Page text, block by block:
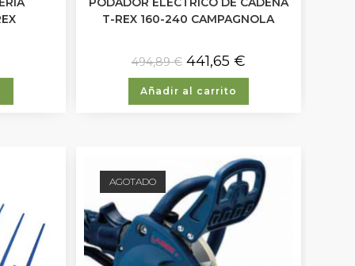
T-REX 160-240 CAMPAGNOLA
494,89€ 441,65 €
Añadir al carrito
AGOTADO